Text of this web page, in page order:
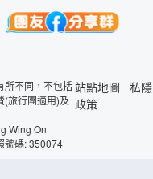
所不同，不包括
(旅行團適用)及
Wing On
號碼: 350074
站點地圖 | 私隱
政策